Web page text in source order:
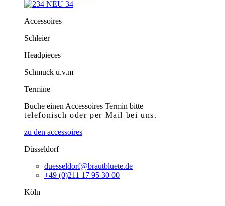
Accessoires
Schleier
Headpieces
Schmuck u.v.m
Termine
Buche einen Accessoires Termin bitte
telefonischoder per Mail bei uns.
zu den accessoires
Düsseldorf
duesseldorf@brautbluete.de
+49 (0)211 17 95 30 00
Köln